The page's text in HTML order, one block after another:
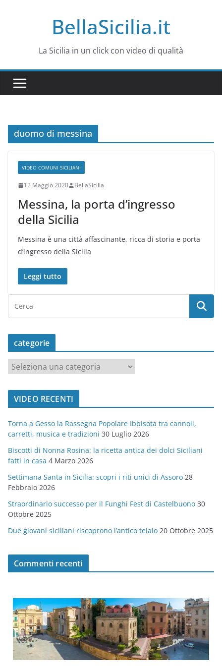
BellaSicilia.it
La Sicilia in un click con video di qualità
duomo di messina
VIDEO COMUNI SICILIANI
12 Maggio 2020 BellaSicilia
Messina, la porta d’ingresso
della Sicilia
Messina è una città affascinante, ricca di storia e porta
d’ingresso della Sicilia
Leggi tutto
categorie
a
t
o
r
i
e
VIDEO RECENTI
Torna a Gesso la Rassegna Popolare Ibbisota tra cannoli,
carretti, musica e tradizioni 30 Luglio 2026
Biscotti di Nonna Rosina: la ricetta antica dei dolci Siciliani
fatti in casa 4 Marzo 2026
Settimana Santa in Sicilia: scopri i riti unici di Assoro 28
Febbraio 2026
Straordinario successo per il Funghi Fest di Castelbuono 30
Ottobre 2025
Due giovani siciliani riscoprono l’antico telaio 20 Ottobre 2025
Commenti recenti